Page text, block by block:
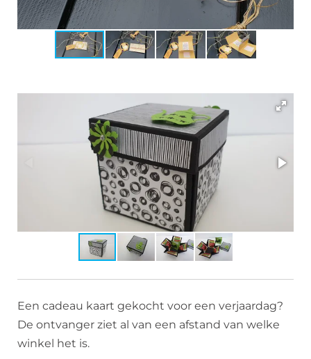
Een cadeau kaart gekocht voor een verjaardag?
De ontvanger ziet al van een afstand van welke
winkel het is.